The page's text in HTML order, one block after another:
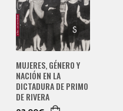
MUJERES, GÉNERO Y
NACIÓN EN LA
DICTADURA DE PRIMO
DE RIVERA